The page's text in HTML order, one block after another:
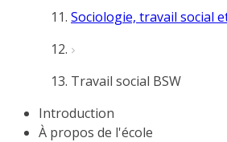
Sociologie, travail social
Travail social BSW
Introduction
À propos de l'école